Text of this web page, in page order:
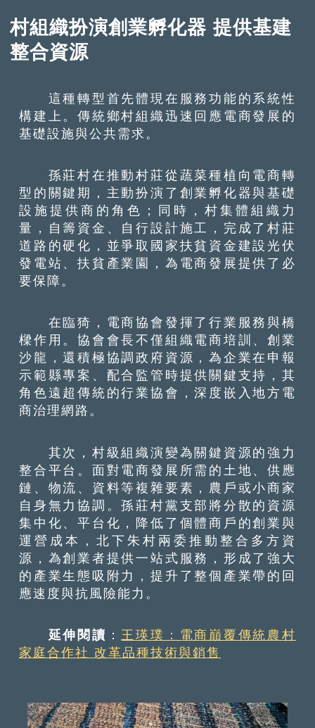
村組織扮演創業孵化器 提供基建
整合資源
這種轉型首先體現在服務功能的系統性
構建上。傳統鄉村組織迅速回應電商發展的
基礎設施與公共需求。
孫莊村在推動村莊從蔬菜種植向電商轉
型的關鍵期，主動扮演了創業孵化器與基礎
設施提供商的角色；同時，村集體組織力
量，自籌資金、自行設計施工，完成了村莊
道路的硬化，並爭取國家扶貧資金建設光伏
發電站、扶貧產業園，為電商發展提供了必
要保障。
在臨猗，電商協會發揮了行業服務與橋
樑作用。協會會長不僅組織電商培訓、創業
沙龍，還積極協調政府資源，為企業在申報
示範縣專案、配合監管時提供關鍵支持，其
角色遠超傳統的行業協會，深度嵌入地方電
商治理網路。
其次，村級組織演變為關鍵資源的強力
整合平台。面對電商發展所需的土地、供應
鏈、物流、資料等複雜要素，農戶或小商家
自身無力協調。孫莊村黨支部將分散的資源
集中化、平台化，降低了個體商戶的創業與
運營成本，北下朱村兩委推動整合多方資
源，為創業者提供一站式服務，形成了強大
的產業生態吸附力，提升了整個產業帶的回
應速度與抗風險能力。
延伸閱讀 ：王瑛璞：電商巔覆傳統農村
家庭合作社 改革品種技術與銷售